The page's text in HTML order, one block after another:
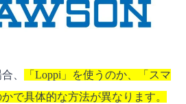
、
「Loppi」を使うのか、「スマ
で具体的な方法が異なります。